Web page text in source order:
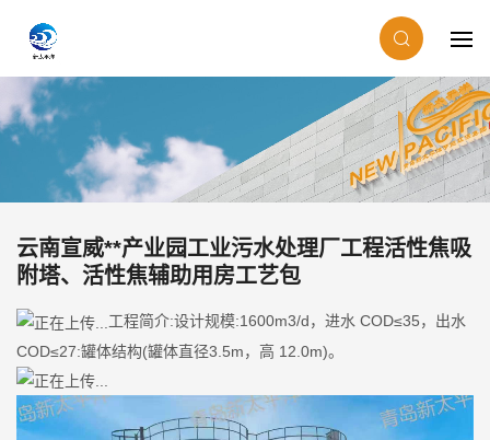
云南宣威**产业园工业污水处理厂工程活性焦吸
附塔、活性焦辅助用房工艺包
工程简介:设计规模:1600m3/d，进水 COD≤35，出水
COD≤27:罐体结构(罐体直径3.5m，高 12.0m)。